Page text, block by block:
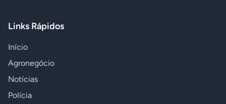
Links Rápidos
Início
Agronegócio
Notícias
Polícia